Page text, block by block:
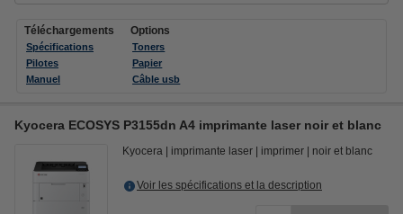
Téléchargements
Spécifications
Pilotes
Manuel
Options
Toners
Papier
Câble usb
Kyocera ECOSYS P3155dn A4 imprimante laser noir et blanc
Kyocera imprimante laser imprimer noir et blanc
Voir les spécifications et la description